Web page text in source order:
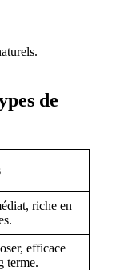
de
riche en
efficace
terme.